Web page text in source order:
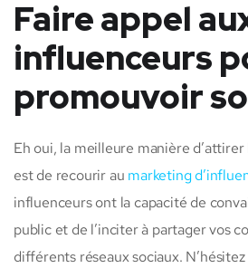
Faire appel
influenceurs
promouvoir
Eh oui, la meilleure manière
est de recourir au marketing
influenceurs ont la capacité de
public et de l’inciter à partager vos
différents réseaux sociaux.